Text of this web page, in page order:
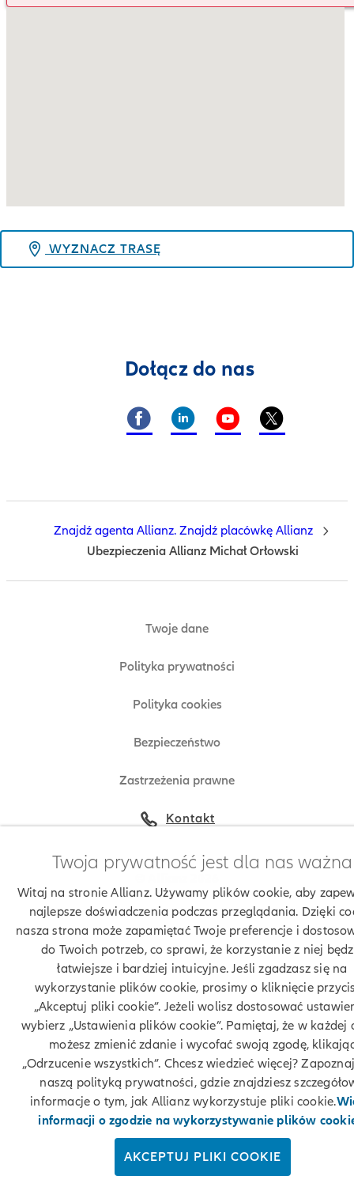
WYZNACZ TRASĘ
Dołącz do nas
Twoje dane
Polityka prywatności
Polityka cookies
Bezpieczeństwo
Zastrzeżenia prawne
Kontakt
Znajdź agenta Allianz. Znajdź placówkę Allianz
Ubezpieczenia Allianz Michał Orłowski
Twoja prywatność jest dla nas ważna
Witaj na stronie Allianz. Używamy plików cookie, aby
najlepsze doświadczenia podczas przeglądania. Dzięki
nasza strona może zapamiętać Twoje preferencje i
do Twoich potrzeb, co sprawi, że korzystanie z niej
łatwiejsze i bardziej intuicyjne. Jeśli zgadzasz się na
wykorzystanie plików cookie, prosimy o kliknięcie
„Akceptuj pliki cookie”. Jeżeli wolisz dostosować
wybierz „Ustawienia plików cookie”. Pamiętaj, że w każdej
możesz zmienić zdanie i wycofać swoją zgodę,
„Odrzucenie wszystkich”. Chcesz wiedzieć więcej?
naszą polityką prywatności, gdzie znajdziesz
informacje o tym, jak Allianz wykorzystuje pliki cookie.
informacji o zgodzie na wykorzystywanie plików
AKCEPTUJ PLIKI COOKIE